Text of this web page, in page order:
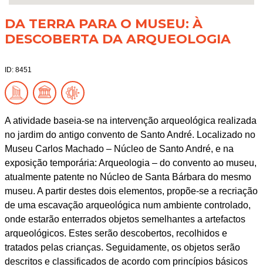
DA TERRA PARA O MUSEU: À
DESCOBERTA DA ARQUEOLOGIA
ID: 8451
A atividade baseia-se na intervenção arqueológica realizada
no jardim do antigo convento de Santo André. Localizado no
Museu Carlos Machado – Núcleo de Santo André, e na
exposição temporária: Arqueologia – do convento ao museu,
atualmente patente no Núcleo de Santa Bárbara do mesmo
museu. A partir destes dois elementos, propõe-se a recriação
de uma escavação arqueológica num ambiente controlado,
onde estarão enterrados objetos semelhantes a artefactos
arqueológicos. Estes serão descobertos, recolhidos e
tratados pelas crianças. Seguidamente, os objetos serão
descritos e classificados de acordo com princípios básicos